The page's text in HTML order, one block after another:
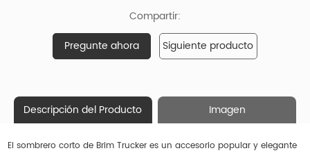
Compartir:
Pregunte ahora
Siguiente producto
Descripción del Producto Imagen
El sombrero corto de Brim Trucker es un accesorio popular y elegante